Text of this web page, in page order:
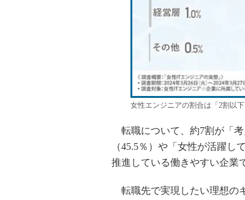
女性エンジニアの割合は「2割以
転職について、約7割が「考
（45.5％）や「女性が活躍
推進している働きやすい企業
転職先で実現したい理想の